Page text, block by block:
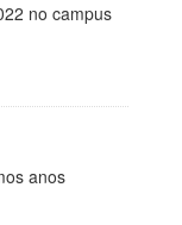
no campus
anos